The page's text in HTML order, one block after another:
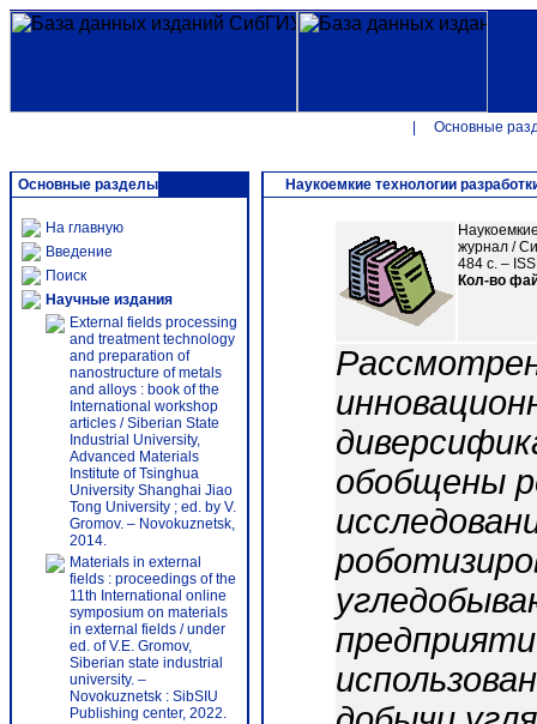
Основные
Основные разделы
На главную
Введение
Поиск
Научные издания
External fields processing
and treatment technology
and preparation of
nanostructure of metals
and alloys : book of the
International workshop
articles / Siberian State
Industrial University,
Advanced Materials
Institute of Tsinghua
University Shanghai Jiao
Tong University ; ed. by V.
Gromov. – Novokuznetsk,
2014.
Materials in external
fields : proceedings of the
11th International online
symposium on materials
in external fields / under
ed. of V.E. Gromov,
Siberian state industrial
university. –
Novokuznetsk : SibSIU
Publishing center, 2022.
Наукоемкие технологии
журнал /
484 с. –
Кол-во
обобщены